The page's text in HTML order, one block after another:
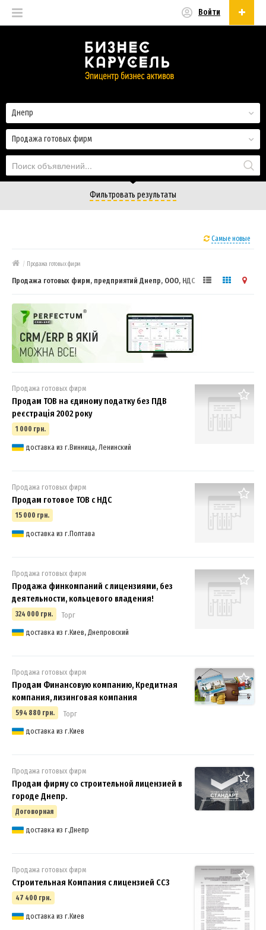
Войти
Продажа готовых фирм
Днепр
Фильтровать результаты
Самые новые
/ Продажа готовых фирм
Продажа готовых фирм, предприятий Днепр, ООО, НДС
Продажа готовых фирм
Продам ТОВ на єдиному податку без ПДВ
реєстрація 2002 року
1 000 грн.
доставка из г.Винница, Ленинский
Продажа готовых фирм
Продам готовое ТОВ с НДС
15 000 грн.
доставка из г.Полтава
Продажа готовых фирм
Продажа финкомпаний с лицензиями, без
деятельности, кольцевого владения!
324 000 грн.
Торг
доставка из г.Киев, Днепровский
4
Продажа готовых фирм
Продам Финансовую компанию, Кредитная
компания, лизинговая компания
594 880 грн.
Торг
доставка из г.Киев
Продажа готовых фирм
Продам фирму со строительной лицензией в
городе Днепр.
Договорная
доставка из г.Днепр
Продажа готовых фирм
Строительная Компания с лицензией СС3
47 400 грн.
доставка из г.Киев